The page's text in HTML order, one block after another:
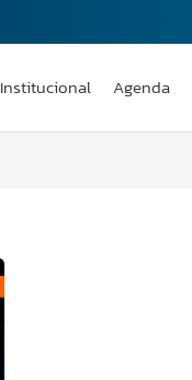
Institucional Agenda